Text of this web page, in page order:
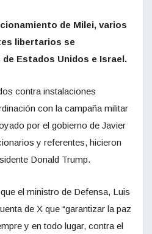
de Milei, varios
libertarios se
Estados Unidos e Israel.
contra instalaciones
con la campaña militar
por el gobierno de Javier
y referentes, hicieron
Donald Trump.
el ministro de Defensa, Luis
de X que “garantizar la paz
y en todo lugar, contra el